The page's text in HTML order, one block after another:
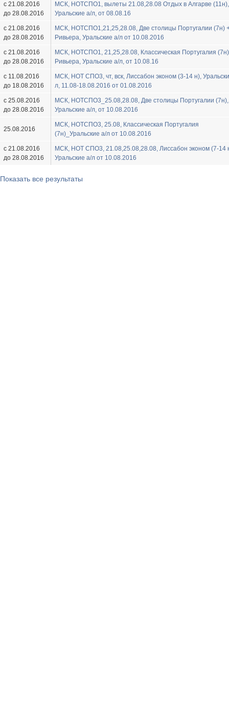
с 21.08.2016
до 28.08.2016
МСК, HOTСПО1, вылеты 21.08,28.08 Отдых в Алгарве (11н),
Уральские а/л, от 08.08.16
с 21.08.2016
до 28.08.2016
МСК, HOTСПО1,21,25,28.08, Две столицы Португалии (7н)
Ривьера, Уральские а/л от 10.08.2016
с 21.08.2016
до 28.08.2016
МСК, HOTСПО1, 21,25,28.08, Классическая Португалия
Ривьера, Уральские а/л, от 10.08.16
с 11.08.2016
до 18.08.2016
МСК, HOT СПО3, чт, вск, Лиссабон эконом (3-14 н),
л, 11.08-18.08.2016 от 01.08.2016
с 25.08.2016
до 28.08.2016
МСК, HOTСПО3_25.08,28.08, Две столицы Португалии (7н),
Уральские а/л, от 10.08.2016
25.08.2016
МСК, HOTСПО3, 25.08, Классическая Португалия
(7н)_Уральские а/л от 10.08.2016
с 21.08.2016
до 28.08.2016
МСК, HOT СПО3, 21.08,25.08,28.08, Лиссабон эконом (7-14
Уральские а/л от 10.08.2016
Показать все результаты